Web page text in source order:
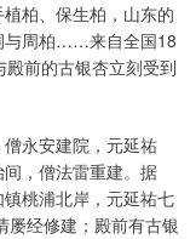
柏、保生柏，山东的
与周柏……来自全国18
前的古银杏立刻受到
永安建院，元延祐
，僧法雷重建。据
镇桃浦北岸，元延祐七
屡经修建；殿前有古银